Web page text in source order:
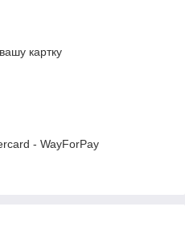
картку
- WayForPay